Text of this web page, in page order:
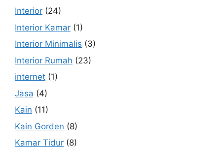
Interior (24)
Interior Kamar (1)
Interior Minimalis (3)
Interior Rumah (23)
internet (1)
Jasa (4)
Kain (11)
Kain Gorden (8)
Kamar Tidur (8)